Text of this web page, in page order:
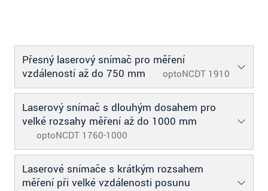
Přesný laserový snímač pro měření
vzdáleností až do 750 mm
optoNCDT 1910
Laserový snímač s dlouhým dosahem pro
velké rozsahy měření až do 1000 mm
optoNCDT 1760-1000
Laserové snímače s krátkým rozsahem
měření při velké vzdálenosti posunu
ODOSLAŤ SPRÁVU